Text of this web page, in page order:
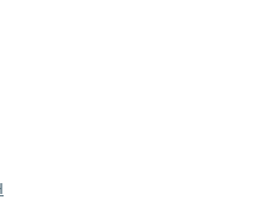
дверные
чат или непосредственно